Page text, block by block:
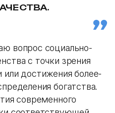
вопрос социально-
с точки зрения
или достижения более-
богатства.
современного